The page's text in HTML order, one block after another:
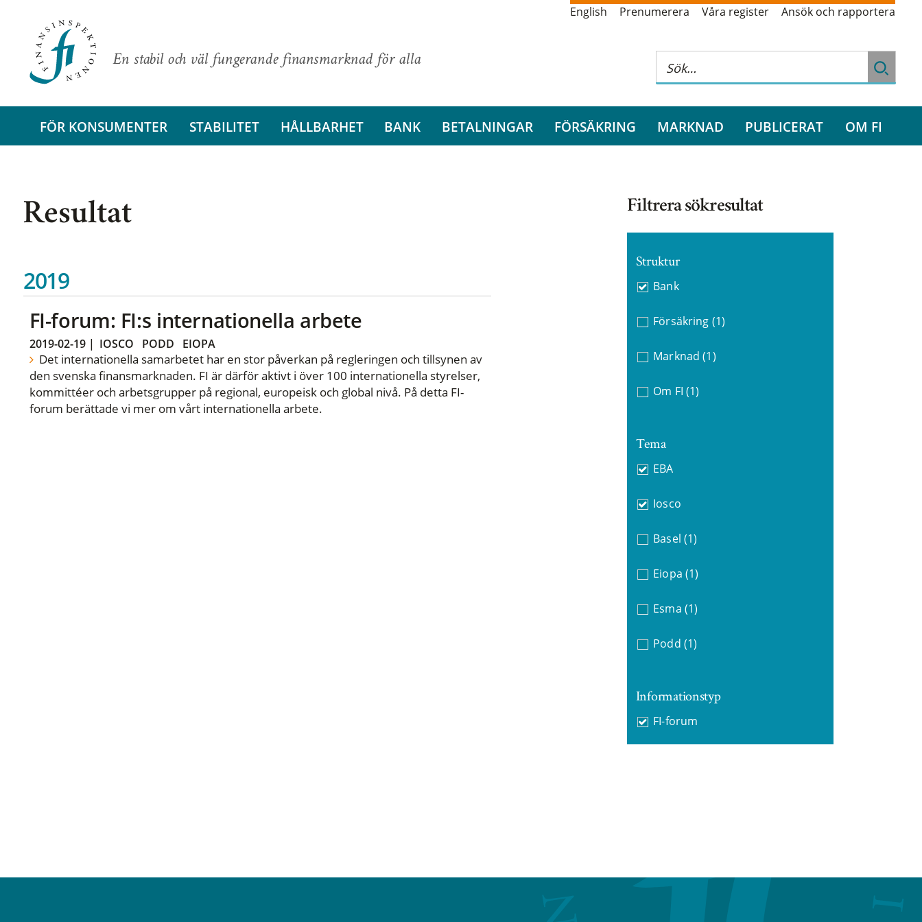
En stabil och väl fungerande finansmarknad för alla
English Prenumerera Våra register Ansök och rapportera
FÖR KONSUMENTER STABILITET HÅLLBARHET BANK BETALNINGAR FÖRSÄKRING MARKNAD PUBLICERAT OM FI
Resultat
2019
FI-forum: FI:s internationella arbete
2019-02-19| IOSCO PODD EIOPA
Det internationella samarbetet har en stor påverkan på regleringen och tillsynen av
den svenska finansmarknaden. FI är därför aktivt i över 100 internationella styrelser,
kommittéer och arbetsgrupper på regional, europeisk och global nivå. På detta FI-
forum berättade vi mer om vårt internationella arbete.
Filtrera sökresultat
Struktur
Bank
Försäkring (1)
Marknad (1)
Om FI (1)
Tema
EBA
Iosco
Basel (1)
Eiopa (1)
Esma (1)
Podd (1)
Informationstyp
FI-forum